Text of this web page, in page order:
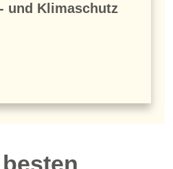
und Klimaschutz